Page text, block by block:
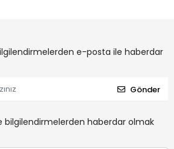
e-posta ile haberdar
Gönder
bilgilendirmelerden haberdar olmak